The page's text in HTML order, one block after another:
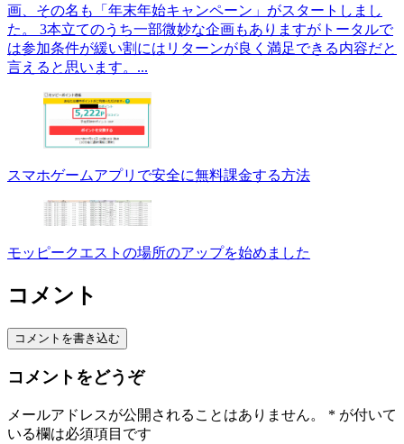
画、その名も「年末年始キャンペーン」がスタートしまし
た。 3本立てのうち一部微妙な企画もありますがトータルで
は参加条件が緩い割にはリターンが良く満足できる内容だと
言えると思います。...
スマホゲームアプリで安全に無料課金する方法
モッピークエストの場所のアップを始めました
コメント
コメントを書き込む
コメントをどうぞ
メールアドレスが公開されることはありません。 * が付いて
いる欄は必須項目です